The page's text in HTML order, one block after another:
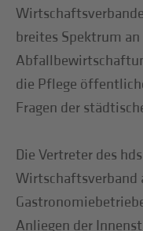
breites Spektrum
die Pflege
Fragen der
Die Vertreter des
Wirtschaftsverband
Anliegen der